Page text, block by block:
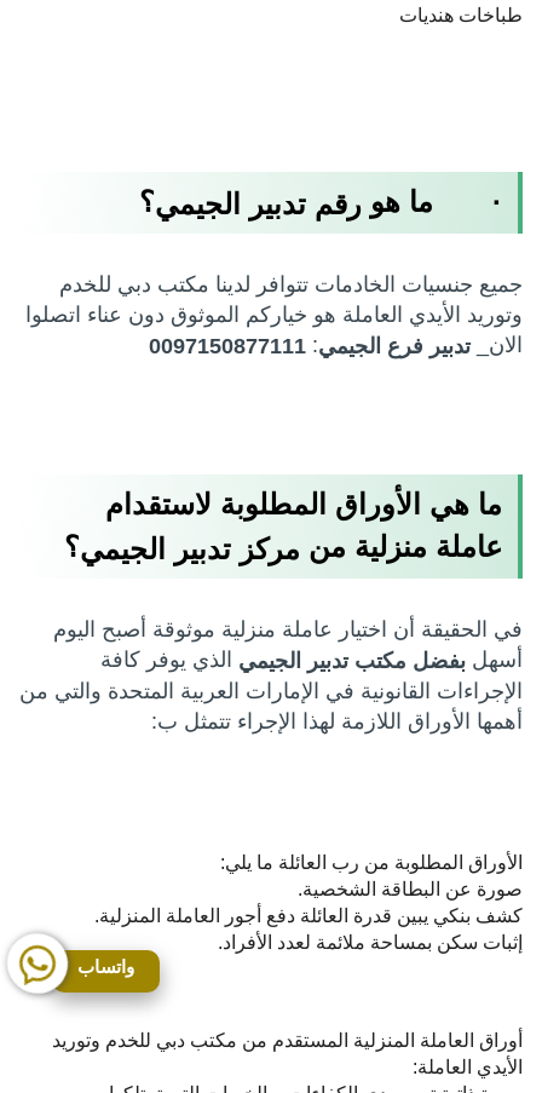
طباخات هنديات
· ما هو رقم تدبير الجيمي؟
جميع جنسيات الخادمات تتوافر لدينا مكتب دبي للخدم
وتوريد الأيدي العاملة هو خياركم الموثوق دون عناء اتصلوا
الان_تدبير فرع الجيمي:
0097150877111
ما هي الأوراق المطلوبة لاستقدام
عاملة منزلية من مركز تدبير الجيمي؟
في الحقيقة أن اختيار عاملة منزلية موثوقة أصبح اليوم
أسهل بفضل مكتب تدبير الجيمي الذي يوفر كافة
الإجراءات القانونية في الإمارات العربية المتحدة والتي من
أهمها الأوراق اللازمة لهذا الإجراء تتمثل ب:
الأوراق المطلوبة من رب العائلة ما يلي:
صورة عن البطاقة الشخصية.
كشف بنكي يبين قدرة العائلة دفع أجور العاملة المنزلية.
إثبات سكن بمساحة ملائمة لعدد الأفراد.
أوراق العاملة المنزلية المستقدم من مكتب دبي للخدم وتوريد
الأيدي العاملة:
واتساب